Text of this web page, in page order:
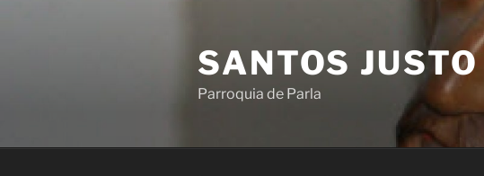
SANTOS
Parroquia de Parla